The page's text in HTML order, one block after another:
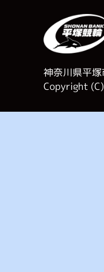
神奈川県平
Copyright